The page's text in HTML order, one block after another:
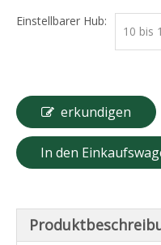
Einstellbarer Hub:
10 bis
erkundigen
In den